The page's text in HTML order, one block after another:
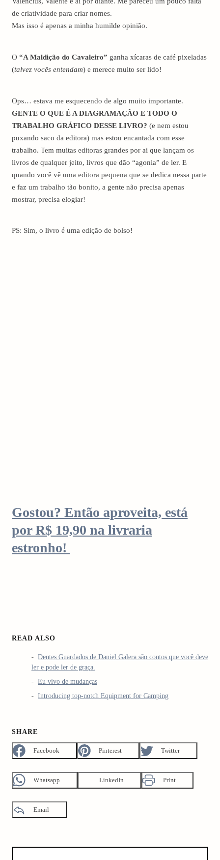
de criatividade para criar nomes.
Mas isso é apenas a minha humilde opinião.
O “A Maldição do Cavaleiro” ganha xícaras de café pixeladas
(talvez vocês entendam) e merece muito ser lido!
Ops… estava me esquecendo de algo muito importante.
GENTE O QUE É A DIAGRAMAÇÃO E TODO O
TRABALHO GRÁFICO DESSE LIVRO? (e nem estou
puxando saco da editora) mas estou encantada com esse
trabalho. Tem muitas editoras grandes por ai que lançam os
livros de qualquer jeito, livros que dão “agonia” de ler. E
quando você vê uma editora pequena que se dedica nessa parte
e faz um trabalho tão bonito, a gente não precisa apenas
mostrar, precisa elogiar!
PS: Sim, o livro é uma edição de bolso!
Gostou? Então aproveita, está
por R$ 19,90 na livraria
estronho!
READ ALSO
Dentes Guardados de Daniel Galera são contos que você deve
ler e pode ler de graça.
Eu vivo de mudanças
Introducing top-notch Equipment for Camping
SHARE
Facebook Pinterest Twitter
Whatsapp LinkedIn Print
Email